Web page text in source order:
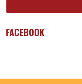
FACEBOOK